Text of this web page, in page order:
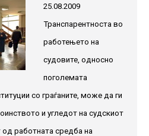
25.08.2009
Транспарентноста во
работењето на
судовите, односно
поголемата
со граѓаните, може да ги
и угледот на судскиот
работната средба на